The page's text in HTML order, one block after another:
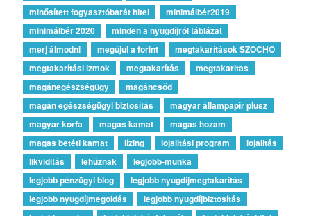
minősített fogyasztóbarát hitel
minimálbér2019
minimálbér 2020
minden a nyugdíjról táblázat
merj álmodni
megújul a forint
megtakarítások SZOCHO
megtakarítási izmok
megtakarítás
megtakaritas
magánegészségügy
magáncsőd
magán egészségügyi biztosítás
magyar állampapír plusz
magyar korfa
magas kamat
magas hozam
magas betéti kamat
lízing lojalitási program
lojalitás
likviditás
lehúznak
legjobb-munka
legjobb pénzügyi blog
legjobb nyugdíjmegtakarítás
legjobb nyugdíjmegoldás
legjobb nyugdíjbiztosítás